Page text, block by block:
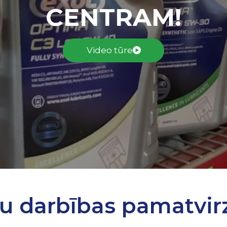
CENTRAM!
Video tūre
darbības